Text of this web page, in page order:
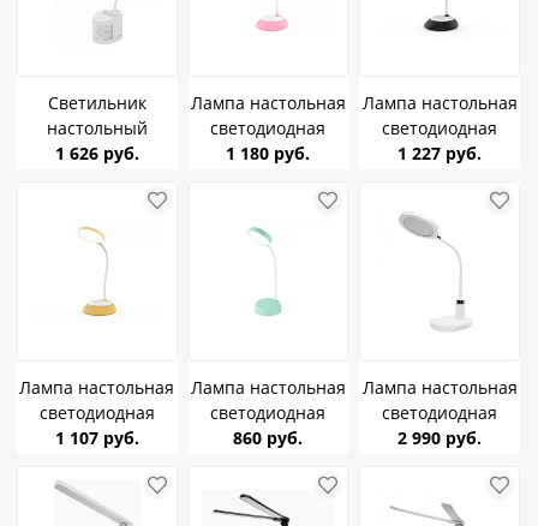
Светильник
настольный
REXANT Click Shift
6K LED с ночником
диммер белый
609-006
1 626 руб.
Лампа настольная
светодиодная
Ambrella DE603
диммер сенсор
аккум
1 180 руб.
Лампа настольная
светодиодная
Ambrella DE601
диммер сенсор
аккум
1 227 руб.
Лампа настольная
светодиодная
Ambrella DE602
2700-6400K
диммер сенсор
1 107 руб.
Лампа настольная
светодиодная
Ambrella DE612
4W аккум
860 руб.
Лампа настольная
светодиодная
Ultraflash UF-803
450Lm 3-4-6К
диммер ночник
2 990 руб.